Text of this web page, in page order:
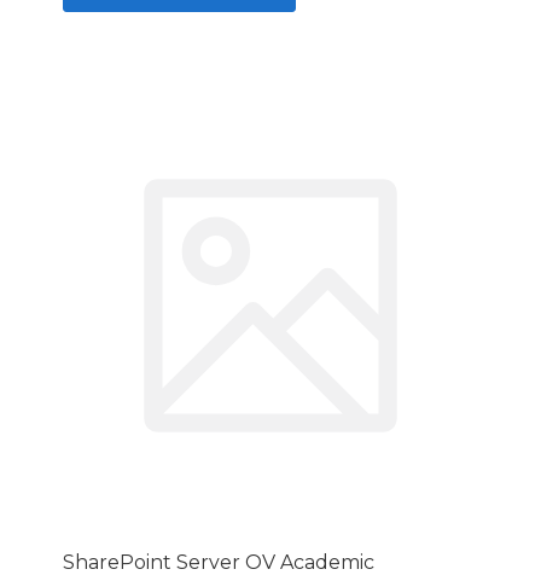
SharePoint Server OV Academic